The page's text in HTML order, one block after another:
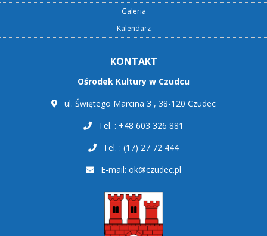
Galeria
Kalendarz
KONTAKT
Ośrodek Kultury w Czudcu
ul. Świętego Marcina 3 , 38-120 Czudec
Tel. : +48 603 326 881
Tel. : (17) 27 72 444
E-mail: ok@czudec.pl